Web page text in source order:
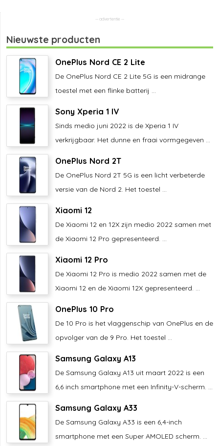
Nieuwste producten
OnePlus Nord CE 2 Lite
De OnePlus Nord CE 2 Lite 5G is een midrange
toestel met een flinke batterij ...
Sony Xperia 1 IV
Sinds medio juni 2022 is de Xperia 1 IV
verkrijgbaar. Het dunne en fraai vormgegeven ...
OnePlus Nord 2T
De OnePlus Nord 2T 5G is een licht verbeterde
versie van de Nord 2. Het toestel ...
Xiaomi 12
De Xiaomi 12 en 12X zijn medio 2022 samen met
de Xiaomi 12 Pro gepresenteerd. ...
Xiaomi 12 Pro
De Xiaomi 12 Pro is medio 2022 samen met de
Xiaomi 12 en de Xiaomi 12X gepresenteerd. ...
OnePlus 10 Pro
De 10 Pro is het vlaggenschip van OnePlus en de
opvolger van de 9 Pro. Het toestel ...
Samsung Galaxy A13
De Samsung Galaxy A13 uit maart 2022 is een
6,6 inch smartphone met een Infinity-V-scherm. ...
Samsung Galaxy A33
De Samsung Galaxy A33 is een 6,4-inch
smartphone met een Super AMOLED scherm. ...